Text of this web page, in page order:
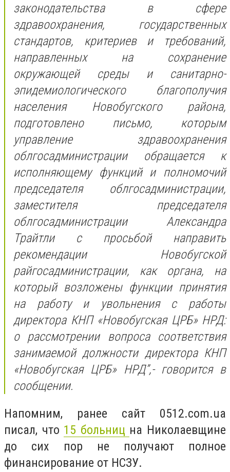
законодательства в сфере
здравоохранения, государственных
стандартов, критериев и требований,
направленных на сохранение
окружающей среды и санитарно-
эпидемиологического благополучия
населения Новобугского района,
подготовлено письмо, которым
управление здравоохранения
облгосадминистрации обращается к
исполняющему функций и полномочий
председателя облгосадминистрации,
заместителя председателя
облгосадминистрации Александра
Трайтли с просьбой направить
рекомендации Новобугской
райгосадминистрации, как органа, на
который возложены функции принятия
на работу и увольнения с работы
директора КНП «Новобугская ЦРБ» НРД:
о рассмотрении вопроса соответствия
занимаемой должности директора КНП
«Новобугская ЦРБ» НРД”,-говорится в
сообщении.
Напомним, ранее сайт 0512.com.ua
писал, что 15 больниц на Николаевщине
до сих пор не получают полное
финансирование от НСЗУ.